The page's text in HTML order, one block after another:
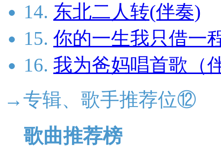
14. 东北二人转(伴奏)
15. 你的一生我只借一
16. 我为爸妈唱首歌（
→专辑、歌手推荐位⑫
歌曲推荐榜